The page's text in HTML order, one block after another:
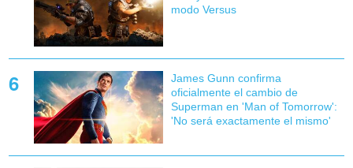
modo Versus
James Gunn confirma
oficialmente el cambio de
Superman en 'Man of Tomorrow':
'No será exactamente el mismo'